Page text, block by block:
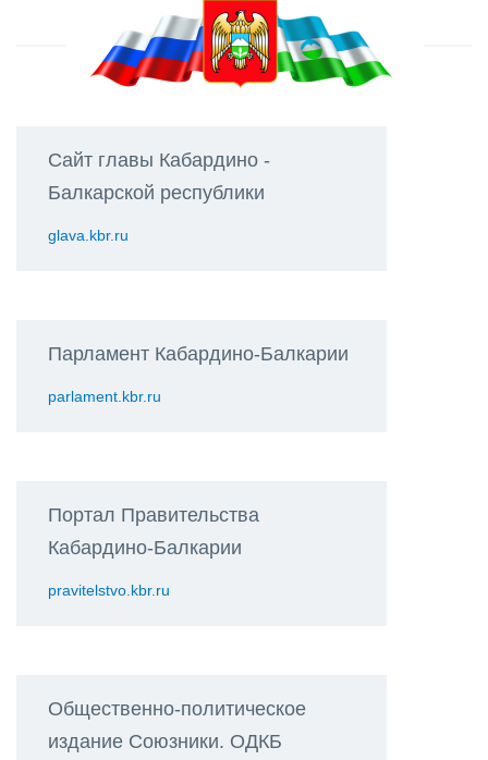
Сайт главы Кабардино -
Балкарской республики
glava.kbr.ru
Парламент Кабардино-Балкарии
parlament.kbr.ru
Портал Правительства
Кабардино-Балкарии
pravitelstvo.kbr.ru
Общественно-политическое
издание Союзники. ОДКБ